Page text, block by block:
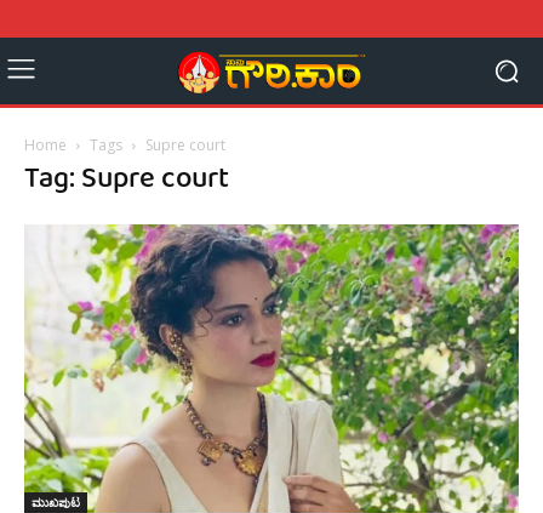
Home Tags Supre court
Tag: Supre court
ಮುಖಪುಟ